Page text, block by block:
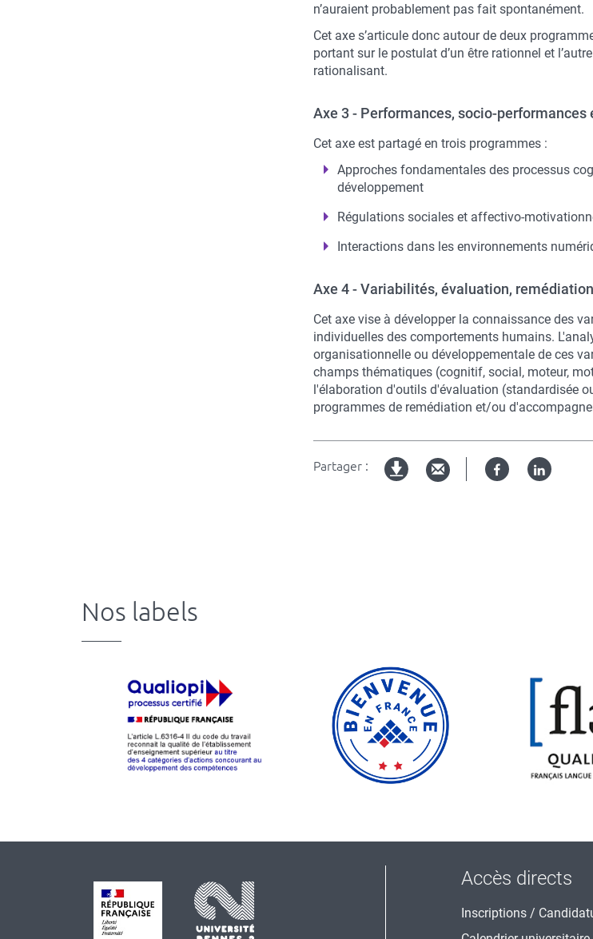
n’auraient probablement pas fait spontanément.
Cet axe s’articule donc autour de deux
portant sur le postulat d’un être rationnel et
rationalisant.
Axe 3 - Performances, socio-performances
Cet axe est partagé en trois programmes :
Approches fondamentales des processus
développement
Régulations sociales et affectivo-
Interactions dans les environnements
Axe 4 - Variabilités, évaluation, remédiation
Cet axe vise à développer la connaissance des
individuelles des comportements humains.
organisationnelle ou développementale de ces
champs thématiques (cognitif, social, moteur,
l'élaboration d'outils d'évaluation (standardisée
programmes de remédiation et/ou
Partager : FacebookLinked
Nos labels
Accès directs
Inscriptions /